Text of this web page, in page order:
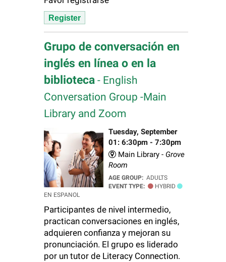
Register
Grupo de conversación en
inglés en línea o en la
biblioteca - English
Conversation Group -Main
Library and Zoom
Tuesday, September
01: 6:30pm - 7:30pm
Main Library - Grove
Room
AGE GROUP: ADULTS
EVENT TYPE:
HYBRID
EN ESPANOL
Participantes de nivel intermedio,
practican conversaciones en inglés,
adquieren confianza y mejoran su
pronunciación. El grupo es liderado
por un tutor de Literacy Connection.